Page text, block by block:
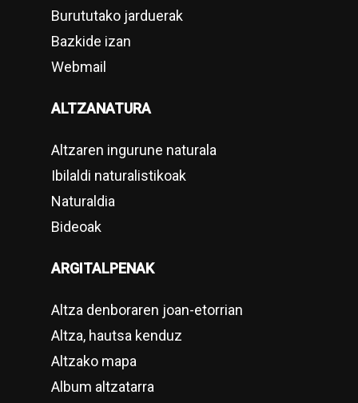
Burututako jarduerak
Bazkide izan
Webmail
ALTZANATURA
Altzaren ingurune naturala
Ibilaldi naturalistikoak
Naturaldia
Bideoak
ARGITALPENAK
Altza denboraren joan-etorrian
Altza, hautsa kenduz
Altzako mapa
Album altzatarra